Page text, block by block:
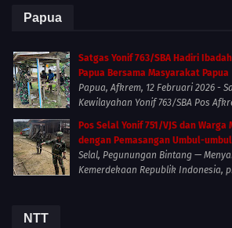
Papua
Satgas Yonif 763/SBA Hadiri
Papua Bersama Masyarakat Papua
Papua, Afkrem, 12 Februari 2026 -
Kewilayahan Yonif 763/SBA Pos
Pos Selal Yonif 751/VJS dan
dengan Pemasangan Umbul-
Selal, Pegunungan Bintang —
Kemerdekaan Republik Indonesia,
NTT